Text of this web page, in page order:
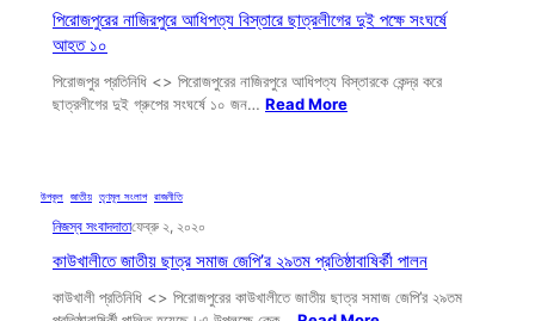
পিরোজপুরের নাজিরপুরে আধিপত্য বিস্তারে ছাত্রলীগের দুই পক্ষে সংঘর্ষে
আহত ১০
পিরোজপুর প্রতিনিধি <> পিরোজপুরের নাজিরপুরে আধিপত্য বিস্তারকে কেন্দ্র করে
ছাত্রলীগের দুই গ্রুপের সংঘর্ষে ১০ জন… Read More
উপকূল জাতীয় , তৃণমূল সংলাপ, রাজনীতি
নিজস্ব সংবাদদাতাফেব্রু ২, ২০২০
কাউখালীতে জাতীয় ছাত্র সমাজ জেপি’র ২৯তম প্রতিষ্ঠাবাষির্কী পালন
কাউখালী প্রতিনিধি <> পিরোজপুরের কাউখালীতে জাতীয় ছাত্র সমাজ জেপি’র ২৯তম